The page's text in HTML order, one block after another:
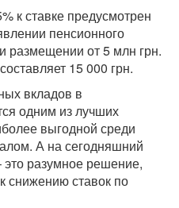
к ставке предусмотрен
пенсионного
размещении от 5 млн грн.
15 000 грн.
вкладов в
одним из лучших
выгодной среди
А на сегодняшний
разумное решение,
снижению ставок по